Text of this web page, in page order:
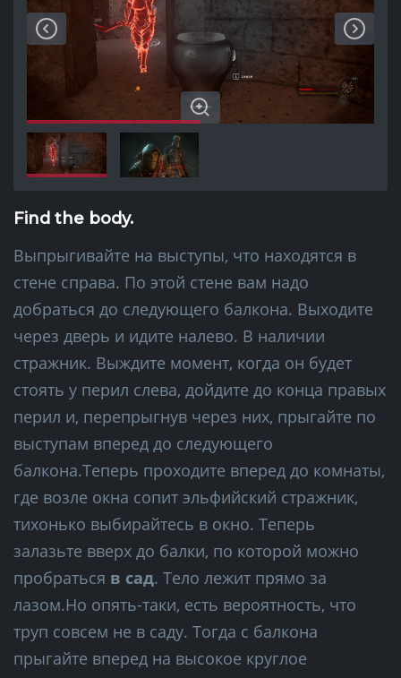
Find the body.
Выпрыгивайте на выступы, что находятся в
стене справа. По этой стене вам надо
добраться до следующего балкона. Выходите
через дверь и идите налево. В наличии
стражник. Выждите момент, когда он будет
стоять у перил слева, дойдите до конца правых
перил и, перепрыгнув через них, прыгайте по
выступам вперед до следующего
балкона.Теперь проходите вперед до комнаты,
где возле окна сопит эльфийский стражник,
тихонько выбирайтесь в окно. Теперь
залазьте вверх до балки, по которой можно
пробраться в сад. Тело лежит прямо за
лазом.Но опять-таки, есть вероятность, что
труп совсем не в саду. Тогда с балкона
прыгайте вперед на высокое круглое